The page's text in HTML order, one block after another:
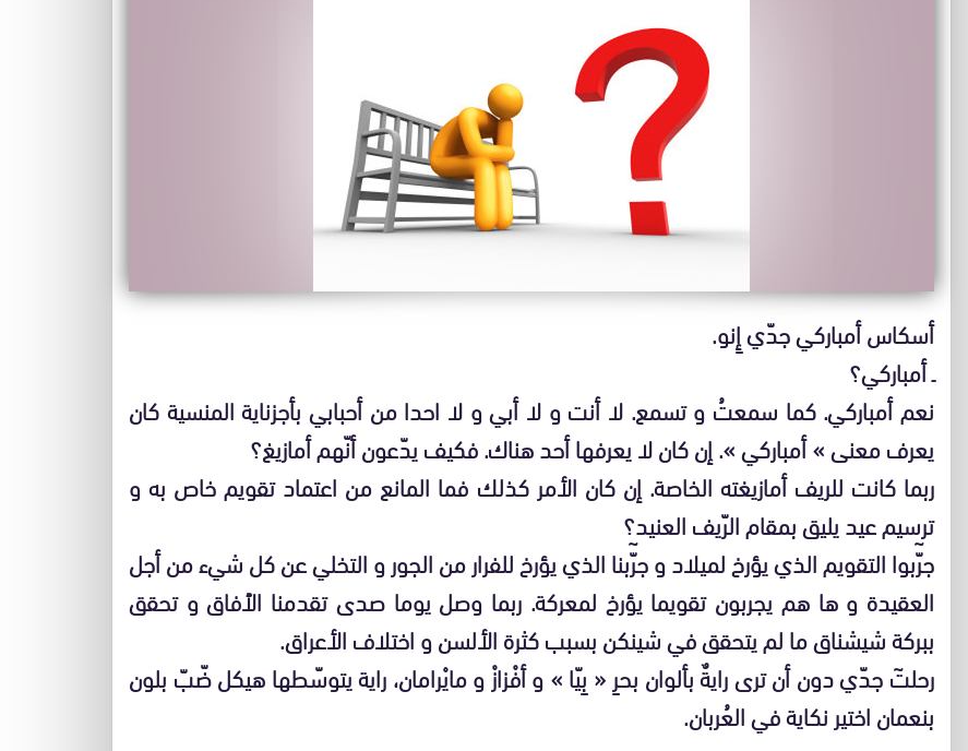
أسكاس أمباركي جدّي إِنو.
ـ أمباركي؟
نعم أمباركي. كما سمعتُ و تسمع. لا أنت و لا أبي و لا احدا من أحبابي بأجزناية المنسية كان
يعرف معنى » أمباركي ». إن كان لا يعرفها أحد هناك. فكيف يدّعون أنّهم أمازيغ؟
ربما كانت للريف أمازيغته الخاصة. إن كان الأمر كذلك فما المانع من اعتماد تقويم خاص به و
ترسيم عيد يليق بمقام الرّيف العنيد؟
جرّٓبوا التقويم الذي يؤرخ لميلاد و جرّٓبنا الذي يؤرخ للفرار من الجور و التخلي عن كل شيء من أجل
العقيدة و ها هم يجربون تقويما يؤرخ لمعركة. ربما وصل يوما صدى تقدمنا الٱفاق و تحقق
ببركة شيشناق ما لم يتحقق في شينكن بسبب كثرة الألسن و اختلاف الأعراق.
رحلتٓ جدّي دون أن ترى رايةٌ بألوان بحرِ « بِيّا » و أفْزازْ و مايْرامان، راية يتوسّطها هيكل ضّبّ بلون
بنعمان اختير نكاية في العُربان.